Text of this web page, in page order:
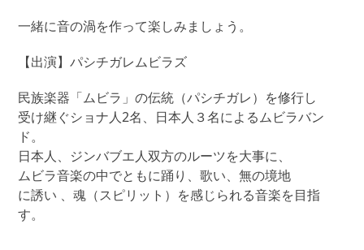
一緒に音の渦を作って楽しみましょう。
【出演】パシチガレムビラズ
民族楽器「ムビラ」の伝統（パシチガレ）を修行し
受け継ぐショナ人2名、日本人３名によるムビラバン
ド。
日本人、ジンバブエ人双方のルーツを大事に、
ムビラ音楽の中でともに踊り、歌い、無の境地
に誘い 、魂（スピリット）を感じられる音楽を目指
す。